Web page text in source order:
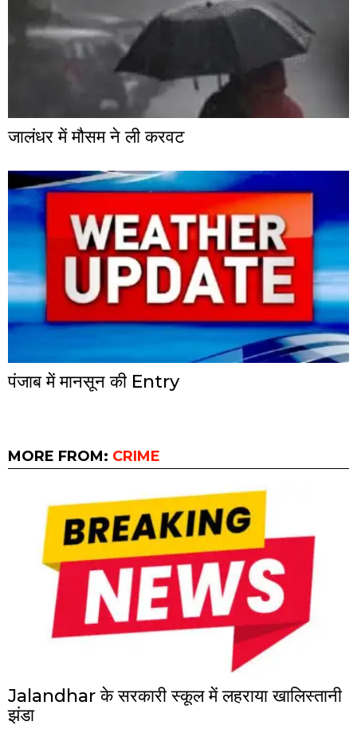
जालंधर में मौसम ने ली करवट
पंजाब में मानसून की Entry
MORE FROM: CRIME
Jalandhar के सरकारी स्कूल में लहराया खालिस्तानी
झंडा